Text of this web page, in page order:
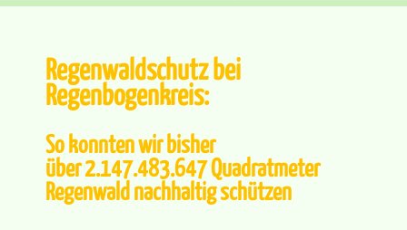
Regenwaldschutz bei
Regenbogenkreis:
So konnten wir bisher
über 2.147.483.647 Quadratmeter
Regenwald nachhaltig schützen